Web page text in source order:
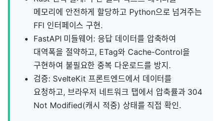
메모리에 안전하게 할당하고 Python으로 넘겨주는
FFI 인터페이스 구현.
FastAPI 미들웨어: 응답 데이터를 압축하여
대역폭을 절약하고, ETag와 Cache-Control을
구현하여 불필요한 중복 다운로드를 방지.
검증: SvelteKit 프론트엔드에서 데이터를
요청하고, 브라우저 네트워크 탭에서 압축률과 304
Not Modified(캐시 적중) 상태를 직접 확인.